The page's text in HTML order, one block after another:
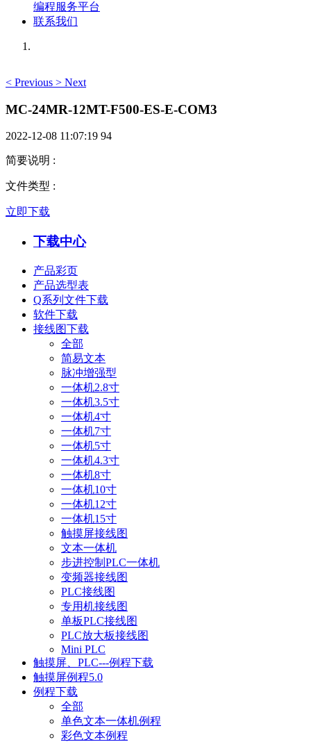
编程服务平台
联系我们
< Previous > Next
MC-24MR-12MT-F500-ES-E-COM3
2022-12-08 11:07:19 94
简要说明 :
文件类型 :
立即下载
下载中心
产品彩页
产品选型表
Q系列文件下载
软件下载
接线图下载
全部
简易文本
脉冲增强型
一体机2.8寸
一体机3.5寸
一体机4寸
一体机7寸
一体机5寸
一体机4.3寸
一体机8寸
一体机10寸
一体机12寸
一体机15寸
触摸屏接线图
文本一体机
步进控制PLC一体机
变频器接线图
PLC接线图
专用机接线图
单板PLC接线图
PLC放大板接线图
Mini PLC
触摸屏、PLC---例程下载
触摸屏例程5.0
例程下载
全部
单色文本一体机例程
彩色文本例程